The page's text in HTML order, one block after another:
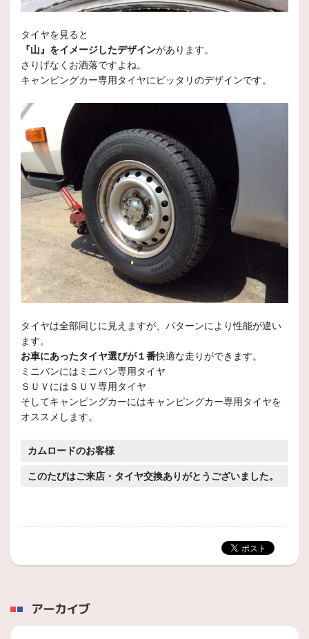
タイヤを見ると
『山』をイメージしたデザインがあります。
さりげなくお洒落ですよね。
キャンピングカー専用タイヤにピッタリのデザインです。
タイヤは全部同じに見えますが、パターンにより性能が違い
ます。
お車にあったタイヤ選びが１番快適な走りができます。
ミニバンにはミニバン専用タイヤ
ＳＵＶにはＳＵＶ専用タイヤ
そしてキャンピングカーにはキャンピングカー専用タイヤを
オススメします。
カムロードのお客様
このたびはご来店・タイヤ交換ありがとうございました。
アーカイブ